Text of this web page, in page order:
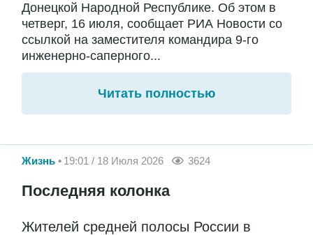
Донецкой Народной Республике. Об этом в
четверг, 16 июля, сообщает РИА Новости со
ссылкой на заместителя командира 9-го
инженерно-саперного...
Читать полностью
Жизнь 19:01 / 18 Июля 2026 3624
Последняя колонка
Жителей средней полосы России в